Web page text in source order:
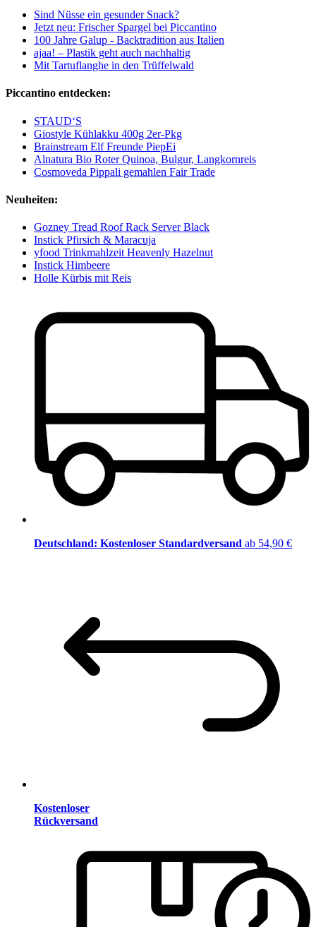
Sind Nüsse ein gesunder Snack?
Jetzt neu: Frischer Spargel bei Piccantino
100 Jahre Galup - Backtradition aus Italien
ajaa! – Plastik geht auch nachhaltig
Mit Tartuflanghe in den Trüffelwald
Piccantino entdecken:
STAUD‘S
Giostyle Kühlakku 400g 2er-Pkg
Brainstream Elf Freunde PiepEi
Alnatura Bio Roter Quinoa, Bulgur, Langkornreis
Cosmoveda Pippali gemahlen Fair Trade
Neuheiten:
Gozney Tread Roof Rack Server Black
Instick Pfirsich & Maracuja
yfood Trinkmahlzeit Heavenly Hazelnut
Instick Himbeere
Holle Kürbis mit Reis
Deutschland: Kostenloser Standardversand ab 54,90 €
Kostenloser
Rückversand